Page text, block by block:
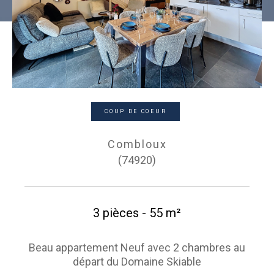
COUP DE COEUR
Combloux
(74920)
3 pièces - 55 m²
Beau appartement Neuf avec 2 chambres au
départ du Domaine Skiable